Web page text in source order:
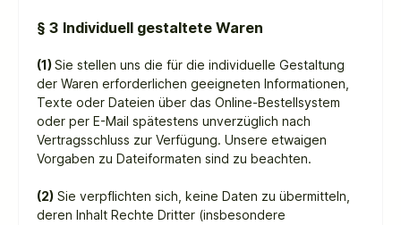
§ 3 Individuell gestaltete Waren
(1)Sie stellen uns die für die individuelle Gestaltung
der Waren erforderlichen geeigneten Informationen,
Texte oder Dateien über das Online-Bestellsystem
oder per E-Mail spätestens unverzüglich nach
Vertragsschluss zur Verfügung. Unsere etwaigen
Vorgaben zu Dateiformaten sind zu beachten.
(2) Sie verpflichten sich, keine Daten zu übermitteln,
deren Inhalt Rechte Dritter (insbesondere